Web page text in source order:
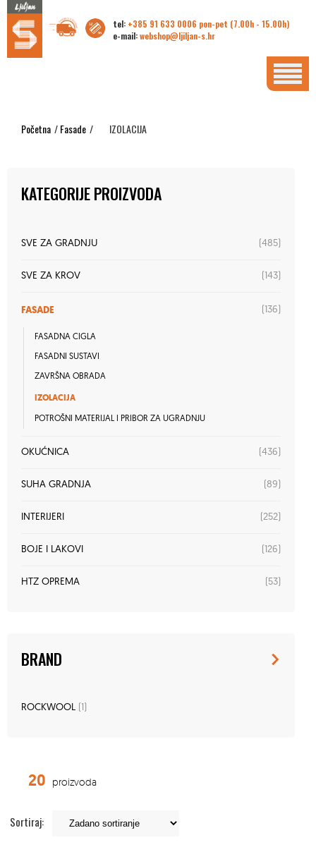
tel: +385 91 633 0006 pon-pet (7.00h - 15.00h)
e-mail:webshop@ljiljan-s.hr
Početna /Fasade / IZOLACIJA
KATEGORIJE PROIZVODA
SVE ZA GRADNJU (485)
SVE ZA KROV (143)
FASADE (136)
FASADNA CIGLA
FASADNI SUSTAVI
ZAVRŠNA OBRADA
IZOLACIJA
POTROŠNI MATERIJAL I PRIBOR ZA UGRADNJU
OKUĆNICA (436)
SUHA GRADNJA (89)
INTERIJERI (252)
BOJE I LAKOVI (126)
HTZ OPREMA (53)
BRAND
ROCKWOOL (1)
20 proizvoda
Sortiraj: